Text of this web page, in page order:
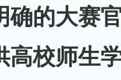
确的大赛
高校师生